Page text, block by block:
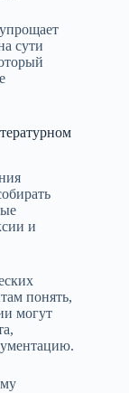
сути
и
понять,
могут